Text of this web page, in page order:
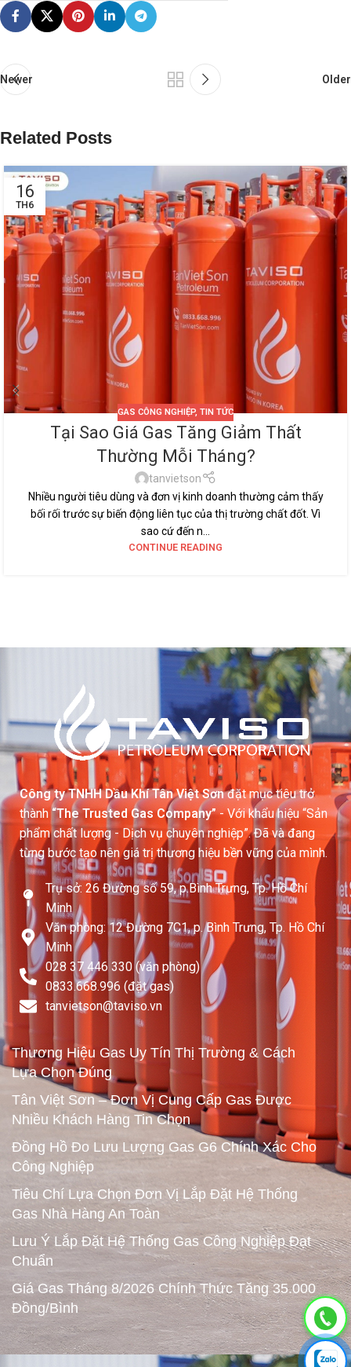
Newer Older
Related Posts
16
TH6
GAS CÔNG NGHIỆP, TIN TỨC
Tại Sao Giá Gas Tăng Giảm Thất
Thường Mỗi Tháng?
tanvietson
Nhiều người tiêu dùng và đơn vị kinh doanh thường cảm thấy
bối rối trước sự biến động liên tục của thị trường chất đốt. Vì
sao cứ đến n...
CONTINUE READING
Công ty TNHH Dầu Khí Tân Việt Sơnđặt mục tiêu trở
thành “The Trusted Gas Company”- Với khẩu hiệu “Sản
phẩm chất lượng - Dịch vụ chuyên nghiệp”. Đã và đang
từng bước tạo nên giá trị thương hiệu bền vững của mình.
Trụ sở: 26 Đường số 59, p.Bình Trưng, Tp. Hồ Chí
Minh
Văn phòng: 12 Đường 7C1, p. Bình Trưng, Tp. Hồ Chí
Minh
028 37 446 330 (văn phòng)
0833.668.996 (đặt gas)
tanvietson@taviso.vn​
Thương Hiệu Gas Uy Tín Thị Trường & Cách
Lựa Chọn Đúng
Tân Việt Sơn – Đơn Vị Cung Cấp Gas Được
Nhiều Khách Hàng Tin Chọn
Đồng Hồ Đo Lưu Lượng Gas G6 Chính Xác Cho
Công Nghiệp
Tiêu Chí Lựa Chọn Đơn Vị Lắp Đặt Hệ Thống
Gas Nhà Hàng An Toàn
Lưu Ý Lắp Đặt Hệ Thống Gas Công Nghiệp Đạt
Chuẩn
Giá Gas Tháng 8/2026 Chính Thức Tăng 35.000
Đồng/Bình